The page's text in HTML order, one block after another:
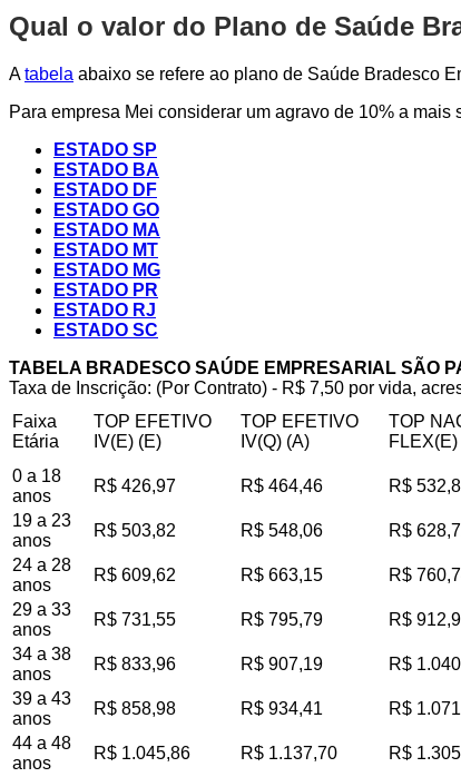
Qual o valor do Plano de Saúde
Atabela abaixo se refere ao plano de Saúde Bradesco
Para empresa Mei considerar um agravo de 10% a
ESTADO SP
ESTADO BA
ESTADO DF
ESTADO GO
ESTADO MA
ESTADO MT
ESTADO MG
ESTADO PR
ESTADO RJ
ESTADO SC
TABELA BRADESCO SAÚDE EMPRESARIAL SÃO
Taxa de Inscrição: (Por Contrato) - R$ 7,50 por vida,
Faixa
Etária
TOP EFETIVO
IV(E) (E)
TOP EFETIVO
IV(Q) (A)
TOP
FLEX(E)
0 a 18
anos
R$ 426,97 R$ 464,46 R$
19 a 23
anos
R$ 503,82 R$ 548,06 R$
24 a 28
anos
R$ 609,62 R$ 663,15 R$
29 a 33
anos
R$ 731,55 R$ 795,79 R$
34 a 38
anos
R$ 833,96 R$ 907,19 R$
39 a 43
anos
R$ 858,98 R$ 934,41 R$
44 a 48
anos
R$ 1.045,86 R$ 1.137,70 R$